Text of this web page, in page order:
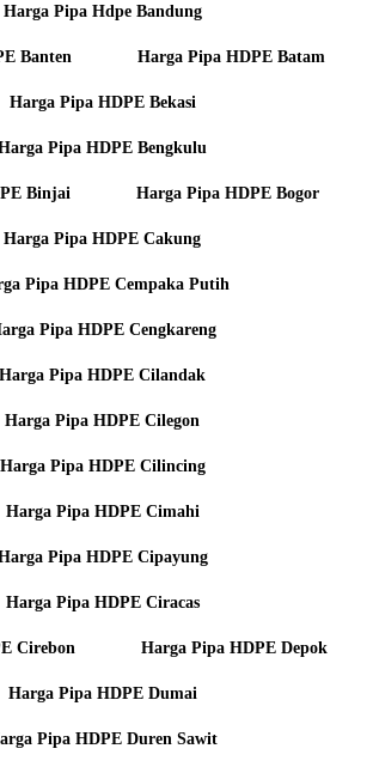
Harga Pipa Hdpe Bandung
Banten Harga Pipa HDPE Batam
Harga Pipa HDPE Bekasi
Pipa HDPE Bengkulu
Binjai Harga Pipa HDPE Bogor
Harga Pipa HDPE Cakung
Pipa HDPE Cempaka Putih
Pipa HDPE Cengkareng
Harga Pipa HDPE Cilandak
Harga Pipa HDPE Cilegon
Harga Pipa HDPE Cilincing
Harga Pipa HDPE Cimahi
Pipa HDPE Cipayung
Harga Pipa HDPE Ciracas
Cirebon Harga Pipa HDPE Depok
Harga Pipa HDPE Dumai
Pipa HDPE Duren Sawit